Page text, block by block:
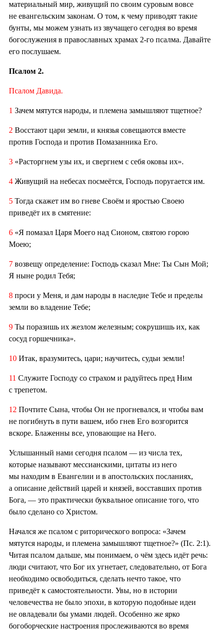
материальный мир, живущий по своим суровым вовсе
не евангельским законам. О том, к чему приводят такие
бунты, мы можем узнать из звучащего сегодня во время
богослужения в православных храмах 2-го псалма. Давайте
его послушаем.
Псалом 2.
Псалом Давида.
1 Зачем мятутся народы, и племена замышляют тщетное?
2 Восстают цари земли, и князья совещаются вместе
против Господа и против Помазанника Его.
3 «Расторгнем узы их, и свергнем с себя оковы их».
4 Живущий на небесах посмеётся, Господь поругается им.
5 Тогда скажет им во гневе Своём и яростью Своею
приведёт их в смятение:
6 «Я помазал Царя Моего над Сионом, святою горою
Моею;
7 возвещу определение: Господь сказал Мне: Ты Сын Мой;
Я ныне родил Тебя;
8 проси у Меня, и дам народы в наследие Тебе и пределы
земли во владение Тебе;
9 Ты поразишь их жезлом железным; сокрушишь их, как
сосуд горшечника».
10 Итак, вразумитесь, цари; научитесь, судьи земли!
11 Служите Господу со страхом и радуйтесь пред Ним
с трепетом.
12 Почтите Сына, чтобы Он не прогневался, и чтобы вам
не погибнуть в пути вашем, ибо гнев Его возгорится
вскоре. Блаженны все, уповающие на Него.
Услышанный нами сегодня псалом — из числа тех,
которые называют мессианскими, цитаты из него
мы находим в Евангелии и в апостольских посланиях,
а описание действий царей и князей, восставших против
Бога, — это практически буквальное описание того, что
было сделано со Христом.
Начался же псалом с риторического вопроса: «Зачем
мятутся народы, и племена замышляют тщетное?» (Пс. 2:1).
Читая псалом дальше, мы понимаем, о чём здесь идёт речь:
люди считают, что Бог их угнетает, следовательно, от Бога
необходимо освободиться, сделать нечто такое, что
приведёт к самостоятельности. Увы, но в истории
человечества не было эпохи, в которую подобные идеи
не овладевали бы умами людей. Особенно же ярко
богоборческие настроения прослеживаются во время